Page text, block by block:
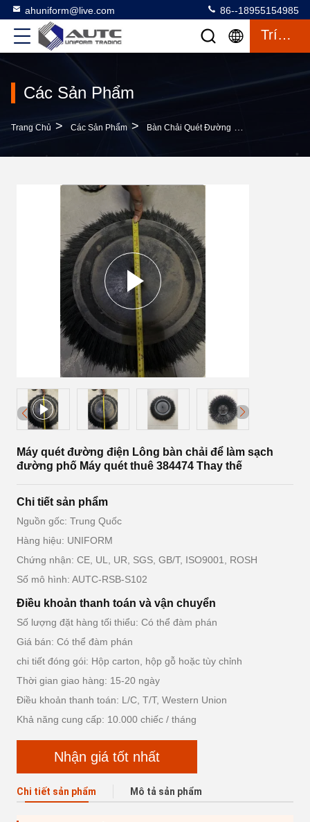
ahuniform@live.com 86--18955154985
Trích Dẫn
Các Sản Phẩm
Trang Chủ > Các Sản Phẩm > Bàn Chải Quét Đường >
Máy quét đường điện Lông bàn chải để làm sạch
đường phố Máy quét thuê 384474 Thay thế
Chi tiết sản phẩm
Nguồn gốc: Trung Quốc
Hàng hiệu: UNIFORM
Chứng nhận: CE, UL, UR, SGS, GB/T, ISO9001, ROSH
Số mô hình: AUTC-RSB-S102
Điều khoản thanh toán và vận chuyển
Số lượng đặt hàng tối thiểu: Có thể đàm phán
Giá bán: Có thể đàm phán
chi tiết đóng gói: Hộp carton, hộp gỗ hoặc tùy chỉnh
Thời gian giao hàng: 15-20 ngày
Điều khoản thanh toán: L/C, T/T, Western Union
Khả năng cung cấp: 10.000 chiếc / tháng
Nhận giá tốt nhất
Chi tiết sản phẩm Mô tả sản phẩm